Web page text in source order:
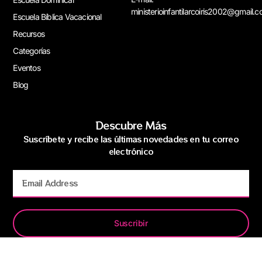
Escuela Bíblica Vacacional
Recursos
Categorías
Eventos
Blog
Descubre Más
Suscríbete y recibe las últimas novedades en tu correo
electrónico
Suscribir